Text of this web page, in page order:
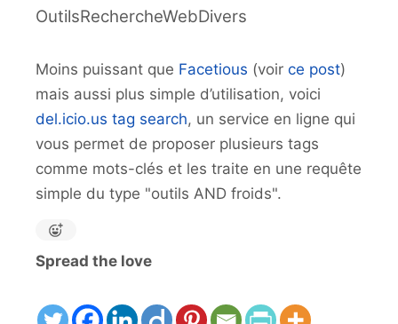
OutilsRechercheWebDivers
Moins puissant que Facetious (voir ce post)
mais aussi plus simple d’utilisation, voici
del.icio.us tag search, un service en ligne qui
vous permet de proposer plusieurs tags
comme mots-clés et les traite en une requête
simple du type "outils AND froids".
Spread the love